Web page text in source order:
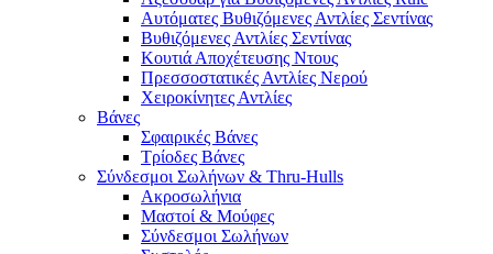
Αυτόματες Βυθιζόμενες Αντλίες Σεντίνας
Βυθιζόμενες Αντλίες Σεντίνας
Κουτιά Αποχέτευσης Ντους
Πρεσσοστατικές Αντλίες Νερού
Χειροκίνητες Αντλίες
Βάνες
Σφαιρικές Βάνες
Τρίοδες Βάνες
Σύνδεσμοι Σωλήνων & Thru-Hulls
Ακροσωλήνια
Μαστοί & Μούφες
Σύνδεσμοι Σωλήνων